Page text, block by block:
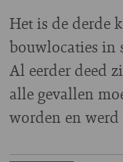
Het is de derde
bouwlocaties in
Al eerder deed
alle gevallen
worden en